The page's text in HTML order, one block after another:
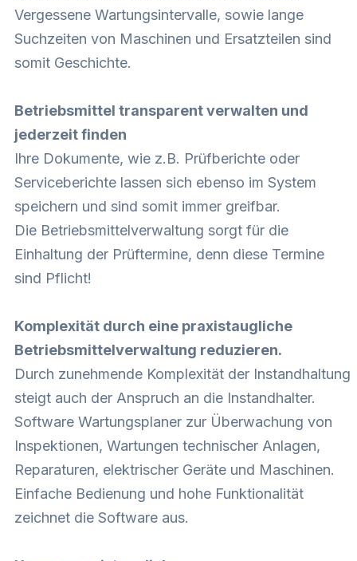
Vergessene Wartungsintervalle, sowie lange
Suchzeiten von Maschinen und Ersatzteilen sind
somit Geschichte.
Betriebsmittel transparent verwalten und
jederzeit finden
Ihre Dokumente, wie z.B. Prüfberichte oder
Serviceberichte lassen sich ebenso im System
speichern und sind somit immer greifbar.
Die Betriebsmittelverwaltung sorgt für die
Einhaltung der Prüftermine, denn diese Termine
sind Pflicht!
Komplexität durch eine praxistaugliche
Betriebsmittelverwaltung reduzieren.
Durch zunehmende Komplexität der Instandhaltung
steigt auch der Anspruch an die Instandhalter.
Software Wartungsplaner zur Überwachung von
Inspektionen, Wartungen technischer Anlagen,
Reparaturen, elektrischer Geräte und Maschinen.
Einfache Bedienung und hohe Funktionalität
zeichnet die Software aus.